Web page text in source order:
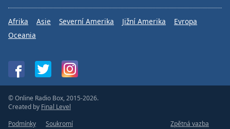
Afrika Asie Severní Amerika Jižní Amerika
Evropa
Oceania
© Online Radio Box, 2015-2026.
Created by Final Level
Podmínky
Soukromí
Zpětná vazba